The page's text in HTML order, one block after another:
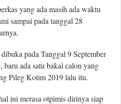
yang ada masih ada waktu
sampai pada tanggal 28
pada Tanggal 9 September
ada satu bakal calon yang
Pileg Kotim 2019 lalu itu.
ini merasa otpimis dirinya siap